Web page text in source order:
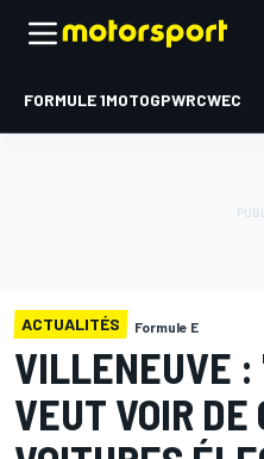
FORMULE 1MOTOGPWRCWEC
ACTUALITÉS Formule E
VILLENEUVE :
VEUT VOIR DE